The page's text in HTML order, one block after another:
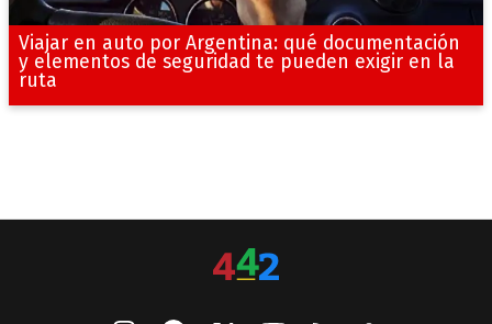
Viajar en auto por Argentina: qué documentación
y elementos de seguridad te pueden exigir en la
ruta